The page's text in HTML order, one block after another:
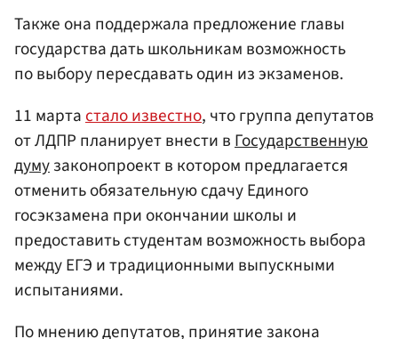
Также она поддержала предложение главы
государства дать школьникам возможность
по выбору пересдавать один из экзаменов.
11 мартастало известно, что группа депутатов
от ЛДПР планирует внести вГосударственную
думузаконопроект в котором предлагается
отменить обязательную сдачу Единого
госэкзамена при окончании школы и
предоставить студентам возможность выбора
между ЕГЭ и традиционными выпускными
испытаниями.
По мнению депутатов, принятие закона